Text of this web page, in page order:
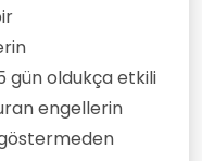
gün oldukça etkili
engellerin